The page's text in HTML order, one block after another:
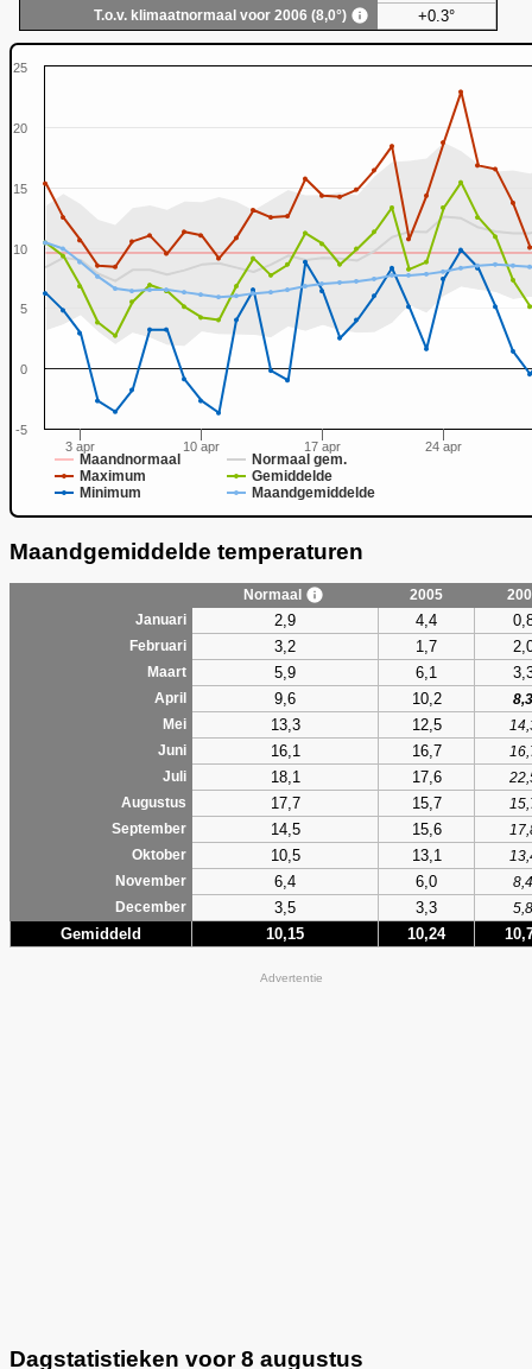
T.o.v. klimaatnormaal voor 2006 (8,0°) +0.3°
Maandnormaal
Normaal gem.
Maximum
Gemiddelde
Minimum
Maandgemiddelde
3 apr 10 apr 17 apr 24 apr
-5
0
5
10
15
20
25
Maandgemiddelde temperaturen
Normaal 2005
Januari
2,9 4,4
Februari 3,2 1,7
Maart 5,9 6,1
April 9,6 10,2
8,3
Mei
13,3 12,5
Juni
16,1 16,7
Juli
18,1 17,6
Augustus
17,7 15,7
September
14,5 15,6
Oktober
10,5 13,1
November
6,4 6,0
8,4
December
3,5 3,3 5,8
Gemiddeld 10,15 10,24
Advertentie
Dagstatistieken voor 8 augustus